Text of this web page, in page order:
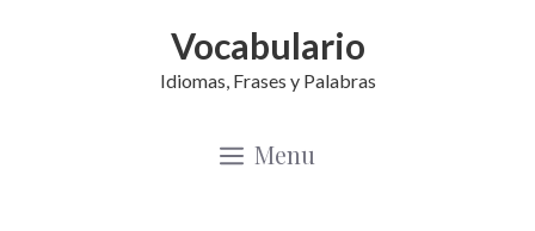
Vocabulario
Idiomas, Frases y Palabras
Menu